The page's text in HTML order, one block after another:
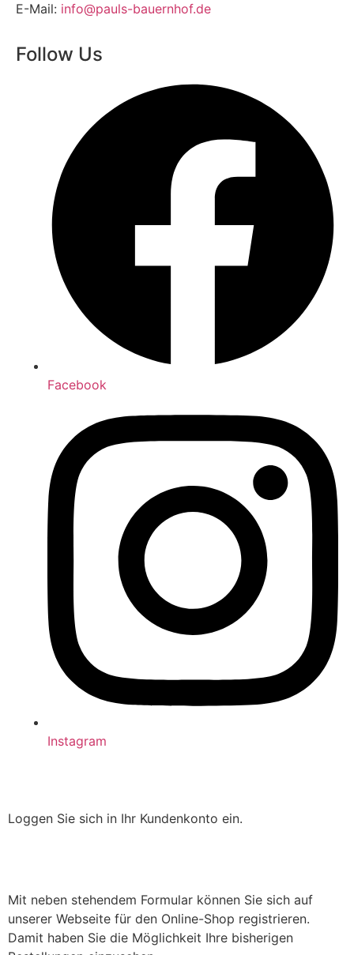
E-Mail: info@pauls-bauernhof.de
Follow Us
Facebook
Instagram
Loggen Sie sich in Ihr Kundenkonto ein.
Mit neben stehendem Formular können Sie sich auf
unserer Webseite für den Online-Shop registrieren.
Damit haben Sie die Möglichkeit Ihre bisherigen